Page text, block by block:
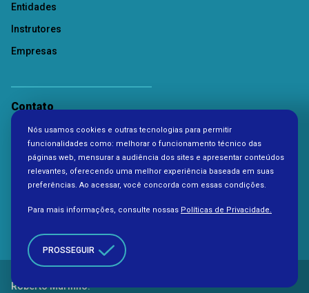
Entidades
Instrutores
Empresas
Contato
Roberto Marinho.
Nós usamos cookies e outras tecnologias para permitir
funcionalidades como: melhorar o funcionamento técnico das
páginas web, mensurar a audiência dos sites e apresentar conteúdos
relevantes, oferecendo uma melhor experiência baseada em suas
preferências. Ao acessar, você concorda com essas condições.
Para mais informações, consulte nossas Políticas de Privacidade.
PROSSEGUIR